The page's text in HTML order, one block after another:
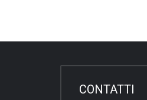
CONTATTI